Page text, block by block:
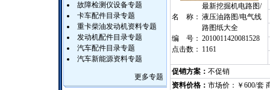
故障检测仪设备专题
卡车配件目录专题
重卡柴油发动机资料专题
发动机配件目录专题
汽车配件目录专题
汽车新能源资料专题
更多专题
名 称：
最新挖掘机电路图/
液压油路图/电气线
路图纸大全
编 号： 2010011420081528
点击数： 1161
促销方案： 不促销
资料价格： 市场价：￥600/套